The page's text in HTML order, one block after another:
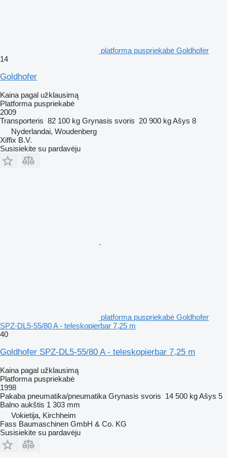
platforma puspriekabė Goldhofer
14
Goldhofer
Kaina pagal užklausimą
Platforma puspriekabė
2009
Transporteris 82 100 kg Grynasis svoris 20 900 kgAšys 8
Nyderlandai, Woudenberg
Xiffix B.V.
Susisiekite su pardavėju
platforma puspriekabė Goldhofer
SPZ-DL5-55/80 A - teleskopierbar 7,25 m
40
Goldhofer SPZ-DL5-55/80 A - teleskopierbar 7,25 m
Kaina pagal užklausimą
Platforma puspriekabė
1998
Pakaba pneumatika/pneumatika Grynasis svoris 14 500 kgAšys 5
Balno aukštis 1 303 mm
Vokietija, Kirchheim
Fass Baumaschinen GmbH & Co. KG
Susisiekite su pardavėju